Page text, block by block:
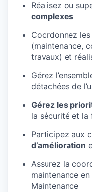
Réalisez ou
complexes
Coordonnez les
(maintenance,
travaux) et
Gérez
détachées de
Gérez les
la sécurité et la
Participez aux
d’amélioration
Assurez la
maintenance en
Maintenance